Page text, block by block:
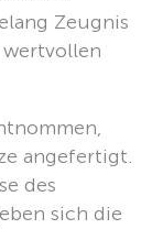
Zeugnis
wertvollen
angefertigt.
des
sich die